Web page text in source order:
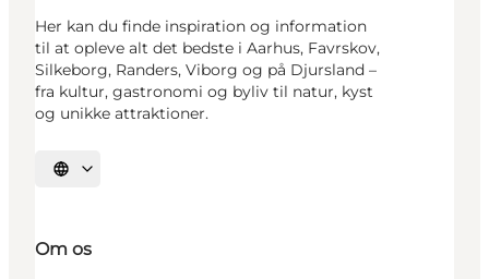
Her kan du finde inspiration og information
til at opleve alt det bedste i Aarhus, Favrskov,
Silkeborg, Randers, Viborg og på Djursland –
fra kultur, gastronomi og byliv til natur, kyst
og unikke attraktioner.
Vælg sprog
Om os